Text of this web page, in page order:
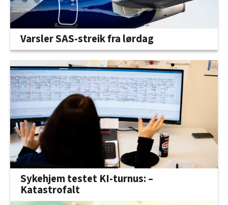
Varsler SAS-streik fra lørdag
Sykehjem testet KI-turnus: –
Katastrofalt